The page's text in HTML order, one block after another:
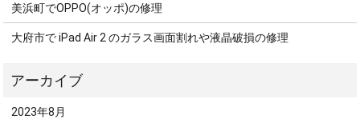
美浜町でOPPO(オッポ)の修理
大府市で iPad Air 2 のガラス画面割れや液晶破損の修理
2023年8月